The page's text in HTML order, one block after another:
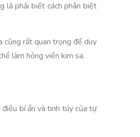
là phải biết cách phân biệt
cũng rất quan trọng để duy
làm hỏng viền kim sa.
bí ẩn và tinh túy của tự